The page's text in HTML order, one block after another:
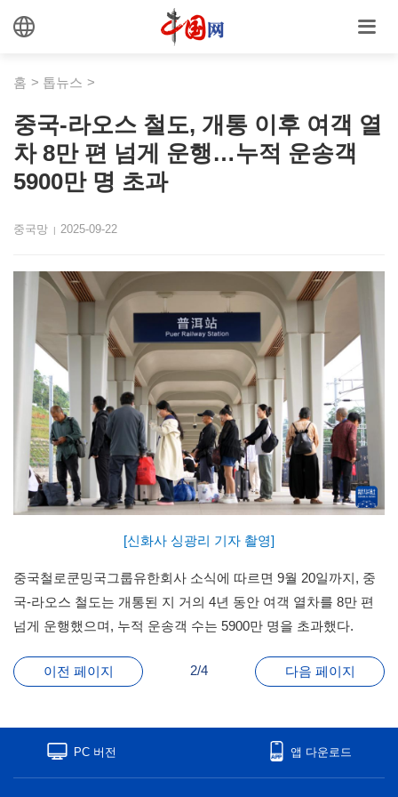
홈 > 톱뉴스 >
중국-라오스 철도, 개통 이후 여객 열
차 8만 편 넘게 운행…누적 운송객
5900만 명 초과
중국망 | 2025-09-22
[신화사 싱광리 기자 촬영]
중국철로쿤밍국그룹유한회사 소식에 따르면 9월 20일까지, 중
국-라오스 철도는 개통된 지 거의 4년 동안 여객 열차를 8만 편
넘게 운행했으며, 누적 운송객 수는 5900만 명을 초과했다.
이전 페이지 2/4 다음 페이지
PC 버전 앱 다운로드